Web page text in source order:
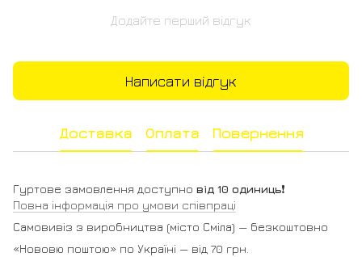
Додайте перший відгук
Написати відгук
Доставка Оплата Повернення
Гуртове замовлення доступно від 10 одиниць❗️
Повна інформація про умови співпраці
Самовивіз з виробництва (місто Сміла) — безкоштовно
«Нововю поштою» по Україні — від 70 грн.